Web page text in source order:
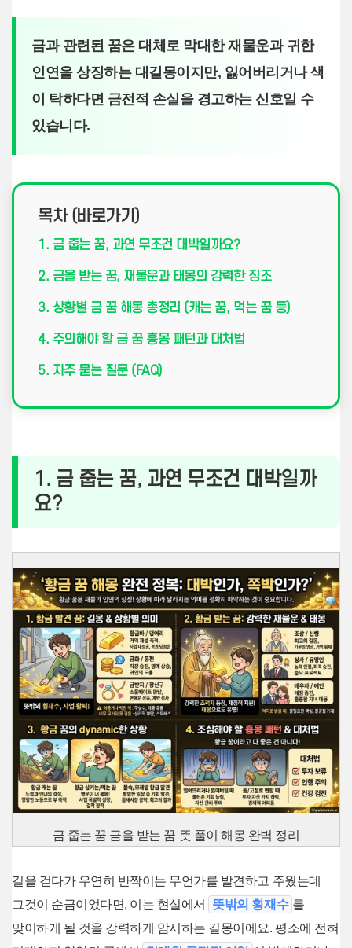
금과 관련된 꿈은 대체로 막대한 재물운과 귀한
인연을 상징하는 대길몽이지만, 잃어버리거나 색
이 탁하다면 금전적 손실을 경고하는 신호일 수
있습니다.
목차 (바로가기)
1. 금 줍는 꿈, 과연 무조건 대박일까요?
2. 금을 받는 꿈, 재물운과 태몽의 강력한 징조
3. 상황별 금 꿈 해몽 총정리 (캐는 꿈, 먹는 꿈 등)
4. 주의해야 할 금 꿈 흉몽 패턴과 대처법
5. 자주 묻는 질문 (FAQ)
1. 금 줍는 꿈, 과연 무조건 대박일까
요?
금 줍는 꿈 금을 받는 꿈 뜻 풀이 해몽 완벽 정리
길을 걷다가 우연히 반짝이는 무언가를 발견하고 주웠는데
그것이 순금이었다면, 이는 현실에서
뜻밖의 횡재수 를
맞이하게 될 것을 강력하게 암시하는 길몽이에요. 평소에 전혀